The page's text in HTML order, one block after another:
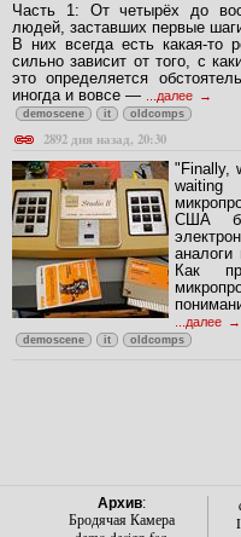
Часть 1: От четырёх до
людей, заставших первые
В них всегда есть какая-то
сильно зависит от того, с
это определяется
иногда и вовсе — ...далее
demoscene it oldcomps
2892 дня назад, 20:30
"Finally,
США
аналоги
Как
...далее
demoscene it oldcomps
Архив:
Бродячая Камера